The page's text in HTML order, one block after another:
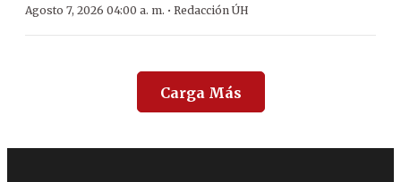
Agosto 7, 2026 04:00 a. m. · Redacción ÚH
Carga Más